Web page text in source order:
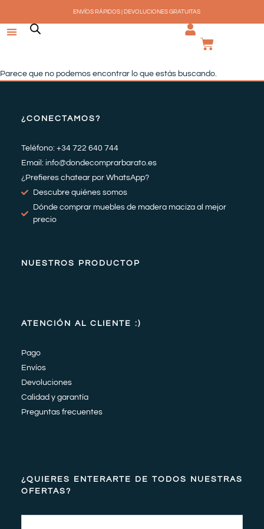
contenido
ENVÍOS RÁPIDOS | DEVOLUCIONES GRATUITAS
Parece que no podemos encontrar lo que estás buscando.
¿CONECTAMOS?
Teléfono: +34 722 640 744
Email: info@dondecomprarbarato.es
¿Prefieres chatear por WhatsApp?
Descubre quiénes somos
Dónde comprar muebles de madera maciza al mejor
precio
NUESTROS PRODUCTOP
ATENCIÓN AL CLIENTE :)
Pago
Envíos
Devoluciones
Calidad y garantía
Preguntas frecuentes
¿QUIERES ENTERARTE DE TODOS NUESTRAS
OFERTAS?